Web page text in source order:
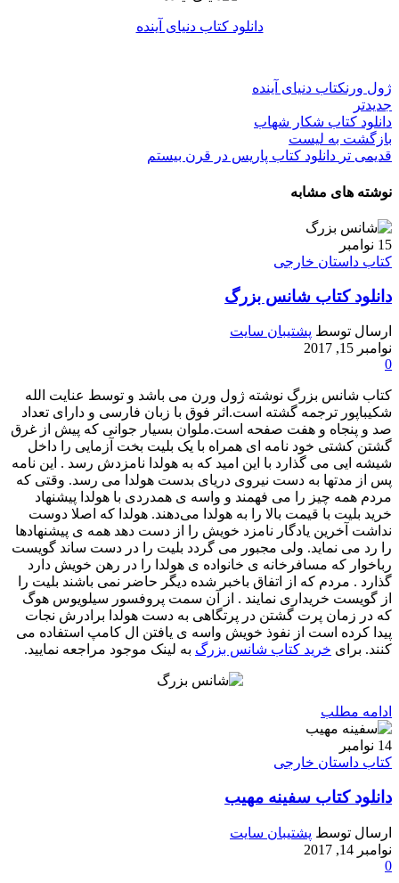
دانلود کتاب دنیای آینده
ژول ورنکتاب دنیای آینده
جدیدتر
دانلود کتاب شکار شهاب
بازگشت به لیست
قدیمی تر دانلود کتاب پاریس در قرن بیستم
نوشته های مشابه
15 نوامبر
کتاب داستان خارجی
دانلود کتاب شانس بزرگ
ارسال توسط پشتیبان سایت
نوامبر 15, 2017
0
کتاب شانس بزرگ نوشته ژول ورن می باشد و توسط عنایت الله
شکیباپور ترجمه گشته است.اثر فوق با زبان فارسی و دارای تعداد
صد و پنجاه و هفت صفحه است.ملوان بسیار جوانی که پیش از غرق
گشتن کشتی خود نامه ای همراه با یک بلیت بخت آزمایی را داخل
شیشه ایی می گذارد با این امید که به هولدا نامزدش رسد . این نامه
پس از مدتها به دست نیروی دریای بدست هولدا می رسد. وقتی که
مردم همه چیز را می فهمند و واسه ی همدردی با هولدا پیشنهاد
خرید بلیت با قیمت بالا را به هولدا می‌دهند. هولدا که اصلا دوست
نداشت آخرین یادگار نامزد خویش را از دست دهد همه ی پیشنهادها
را رد می نماید. ولی مجبور می گردد بلیت را در دست ساند گویست
رباخوار که مسافرخانه ی خانواده ی هولدا را در رهن خویش دارد
گذارد . مردم که از اتفاق باخبر شده دیگر حاضر نمی باشند بلیت را
از گویست خریداری نمایند . از آن سمت پروفسور سیلویوس هوگ
که در زمان پرت گشتن در پرتگاهی به دست هولدا برادرش نجات
پیدا کرده است از نفوذ خویش واسه ی یافتن ال کامپ استفاده می
کنند. برای خرید کتاب شانس بزرگ به لینک موجود مراجعه نمایید.
ادامه مطلب
14 نوامبر
کتاب داستان خارجی
دانلود کتاب سفینه مهیب
ارسال توسط پشتیبان سایت
نوامبر 14, 2017
0